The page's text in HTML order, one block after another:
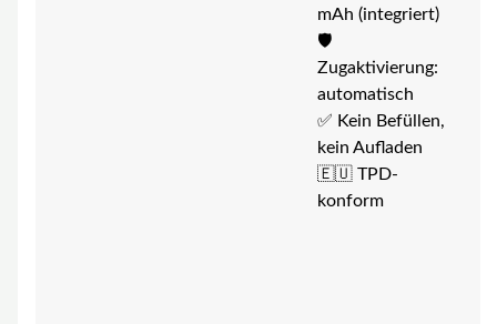
mAh (integriert)
🛡️
Zugaktivierung:
automatisch
✅ Kein Befüllen,
kein Aufladen
🇪🇺 TPD-
konform